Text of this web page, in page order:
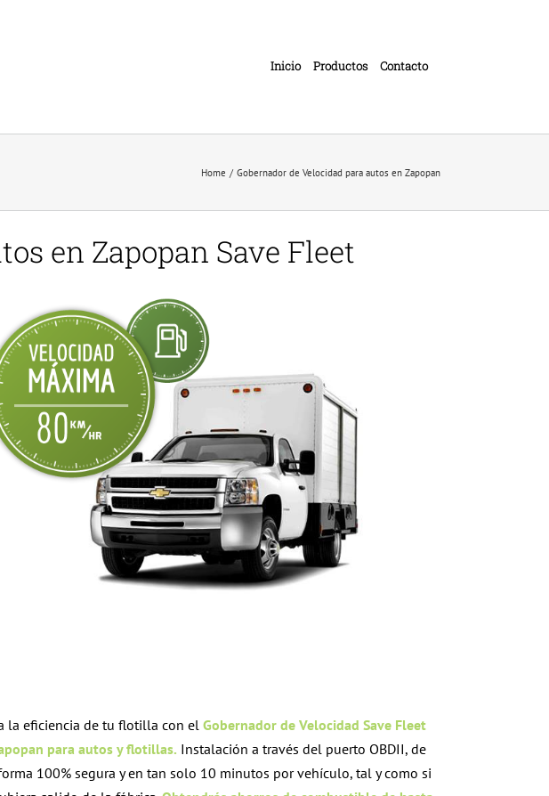
Inicio Productos Contacto
Home Gobernador de Velocidad para autos en Zapopan
en Zapopan Save Fleet
la eficiencia de tu flotilla con el Gobernador de Velocidad Save Fleet
para autos y flotillas. Instalación a través del puerto OBDII, de
100% segura y en tan solo 10 minutos por vehículo, tal y como si